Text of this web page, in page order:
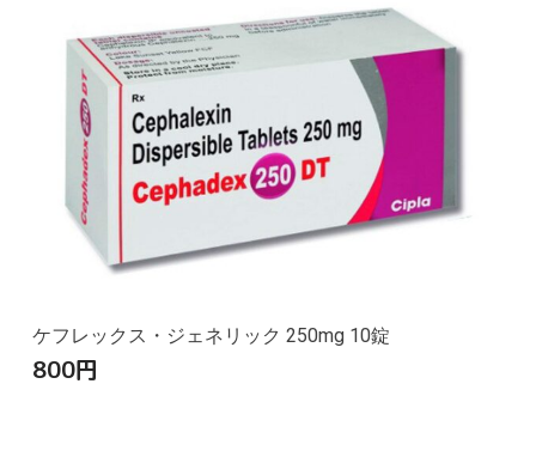
ケフレックス・ジェネリック 250mg 10錠
800円